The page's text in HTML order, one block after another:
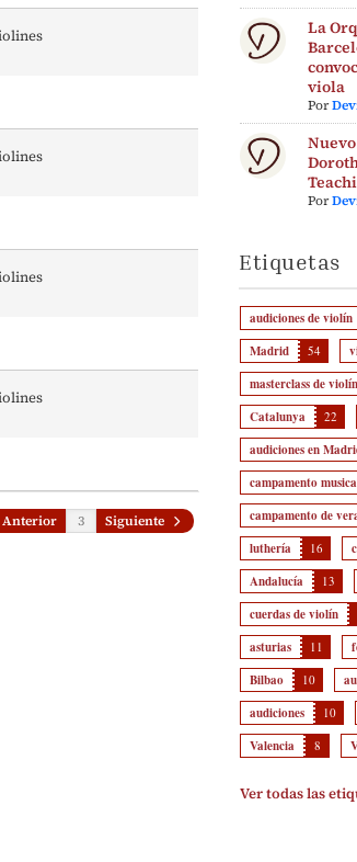
Anterior Siguiente
La
viola
Por
Por
Etiquetas
audiciones de violín
Madrid 54
masterclass de violín
Catalunya 22
audiciones en
campamento
campamento de
luthería 16
Andalucía 13
cuerdas de violín
asturias 11
Bilbao 10
audiciones 10
Valencia 8
Ver todas las